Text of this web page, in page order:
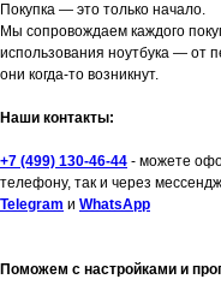
Покупка — это только начало.
Мы сопровождаем каждого
использования ноутбука — от
они когда-то возникнут.
Наши контакты:
+7 (499) 130-46-44 - можете
телефону, так и через
Telegram и WhatsApp
Поможем с настройками и